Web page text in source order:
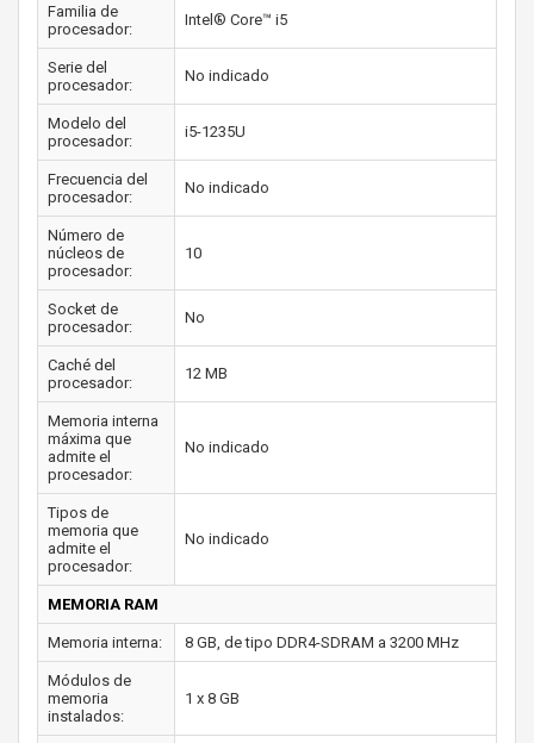
Familia de
procesador:
Intel® Core™ i5
Serie del
procesador:
No indicado
Modelo del
procesador:
i5-1235U
Frecuencia del
procesador:
No indicado
Número de
núcleos de
procesador:
10
Socket de
procesador:
No
Caché del
procesador:
12 MB
Memoria interna
máxima que
admite el
procesador:
No indicado
Tipos de
memoria que
admite el
procesador:
No indicado
MEMORIA RAM
Memoria interna: 8 GB, de tipo DDR4-SDRAM a 3200 MHz
Módulos de
memoria
instalados:
1 x 8 GB